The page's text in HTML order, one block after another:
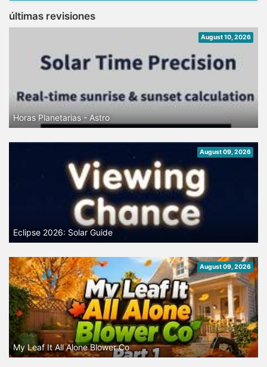
últimas revisiones
August 10, 2026
Horas Planetarias - Astro
August 09, 2026
Eclipse 2026: Solar Guide
August 09, 2026
My Leaf It All Alone Blower Co